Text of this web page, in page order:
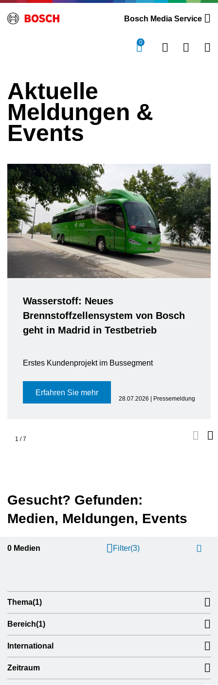
Bosch Media Service
0
Aktuelle
Meldungen &
Events
Wasserstoff: Neues
Brennstoffzellensystem von Bosch
geht in Madrid in Testbetrieb
Erstes Kundenprojekt im Bussegment
Erfahren Sie mehr
28.07.2026 | Pressemeldung
1 /7
Gesucht? Gefunden:
Medien, Meldungen, Events
0 Medien Filter(3)
Thema(1)
Bereich(1)
International
Zeitraum